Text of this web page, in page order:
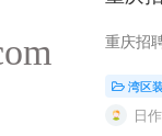
湾区
日